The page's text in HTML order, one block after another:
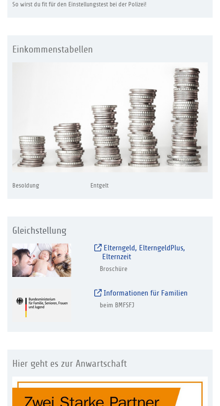
So wirst du fit für den Einstellungstest bei der Polizei!
Einkommenstabellen
Besoldung Entgelt
Gleichstellung
Elterngeld, ElterngeldPlus,
Elternzeit
Broschüre
Informationen für Familien
beim BMFSFJ
Hier geht es zur Anwartschaft